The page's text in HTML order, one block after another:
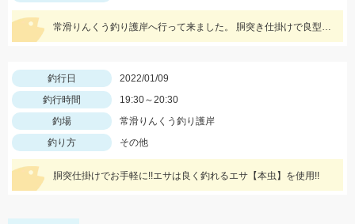
常滑りんくう釣り護岸へ行って来ました。 胴突き仕掛けで良型カサゴ、投げ釣りでアナゴやセイゴが釣れました。 エサはオキアミと青イソメを使用しました。
釣行日
2022/01/09
釣行時間
19:30～20:30
釣場
常滑りんくう釣り護岸
釣り方
その他
胴突仕掛けでお手軽に!!エサは良く釣れるエサ【本虫】を使用!!